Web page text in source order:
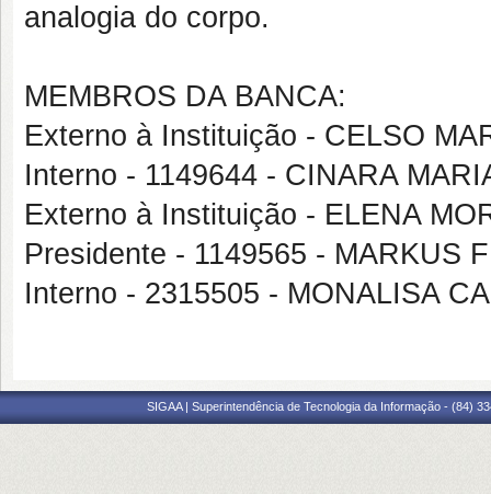
analogia do corpo.
MEMBROS DA BANCA:
Externo à Instituição - CELSO
Interno - 1149644 - CINARA
Externo à Instituição - ELENA
Presidente - 1149565 - MARKUS
Interno - 2315505 - MONALISA
SIGAA | Superintendência de Tecnologia da Informação - (84)